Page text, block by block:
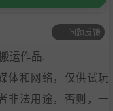
问题反馈
运作品.
体和网络，仅供试玩
非法用途，否则，一